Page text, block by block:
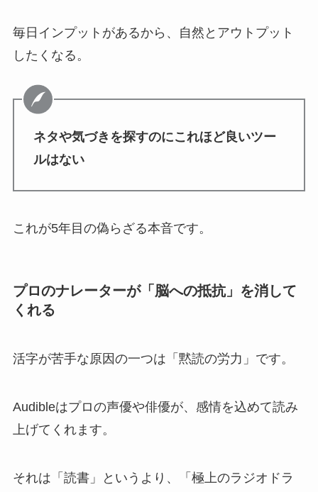
毎日インプットがあるから、自然とアウトプット
したくなる。
ネタや気づきを探すのにこれほど良いツー
ルはない
これが5年目の偽らざる本音です。
プロのナレーターが「脳への抵抗」を消して
くれる
活字が苦手な原因の一つは「黙読の労力」です。
Audibleはプロの声優や俳優が、感情を込めて読み
上げてくれます。
それは「読書」というより、「極上のラジオドラ